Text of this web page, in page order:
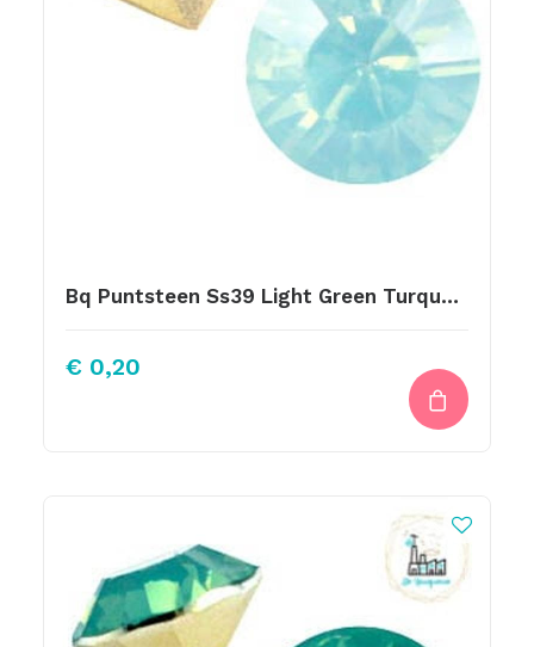
Bq Puntsteen Ss39 Light Green Turquoise Opal
€ 0,20